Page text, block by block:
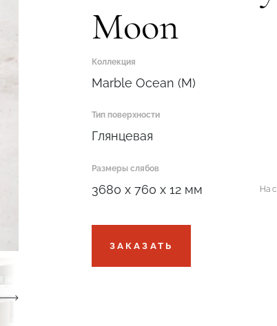
Moon
Коллекция
Marble Ocean (M)
Тип поверхности
Глянцевая
Размеры слябов
3680 x 760 x 12 мм На
ЗАКАЗАТЬ